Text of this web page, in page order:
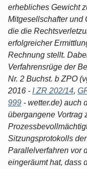
erhebliches Gewicht
Mitgesellschafter und
die die
erfolgreicher
Rechnung stellt.
Verfahrensrüge der
Nr. 2 Buchst. b ZPO
2016 - I ZR 202/14,
999 - wetter.de) auch
übergangene Vortrag
Sitzungsprotokolls
Parallelverfahren vor
eingeräumt hat, dass